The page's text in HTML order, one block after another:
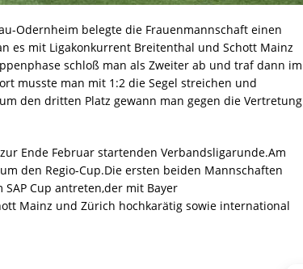
Odernheim belegte die Frauenmannschaft einen
es mit Ligakonkurrent Breitenthal und Schott Mainz
schloß man als Zweiter ab und traf dann im
musste man mit 1:2 die Segel streichen und
den dritten Platz gewann man gegen die Vertretung
Ende Februar startenden Verbandsligarunde.Am
den Regio-Cup.Die ersten beiden Mannschaften
Cup antreten,der mit Bayer
Mainz und Zürich hochkarätig sowie international